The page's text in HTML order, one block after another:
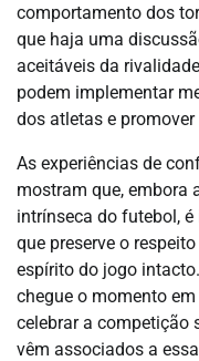
comportamento dos
que haja uma
aceitáveis da
podem implementar
dos atletas e
As experiências de
mostram que, embora
intrínseca do futebol,
que preserve o
espírito do jogo
chegue o momento
celebrar a competição
vêm associados a